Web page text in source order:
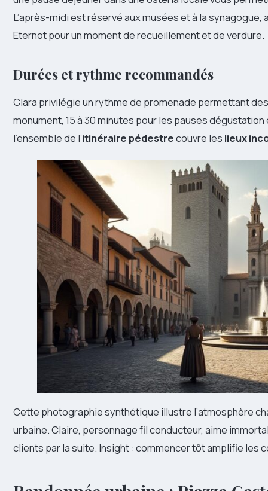
L’après-midi est réservé aux musées et à la
Eternot pour un moment de recueillement et de verdure.
Durées et rythme recommandés
Clara privilégie un rythme de promenade permettant
monument, 15 à 30 minutes pour les pauses
l’ensemble de l’itinéraire pédestrecouvre les lieux
Cette photographie synthétique illustre l’atmosphère
urbaine. Claire, personnage fil conducteur, aime
clients par la suite. Insight : commencer tôt amplifie les